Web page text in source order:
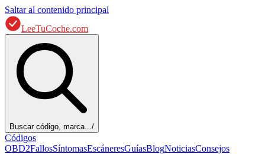
Saltar al contenido principal
LeeTuCoche.com
Buscar código, marca.../
Códigos
OBD2FallosSíntomasEscáneresGuíasBlogNoticiasConsejos